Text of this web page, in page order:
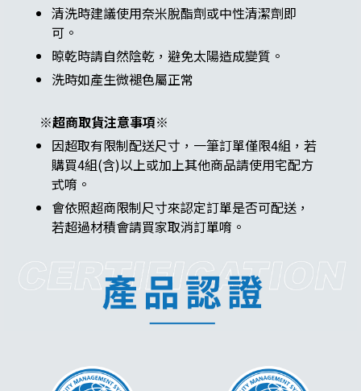
清洗時建議使用奈米脫酯劑或中性清潔劑即
可。
晾乾時請自然陰乾，避免太陽造成變質。
洗時如產生微褪色屬正常
※超商取貨注意事項※
因超取有限制配送尺寸，一筆訂單僅限4組，若
購買4組(含)以上或加上其他商品請使用宅配方
式唷。
會依照超商限制尺寸來認定訂單是否可配送，
若超過材積會請買家取消訂單唷。